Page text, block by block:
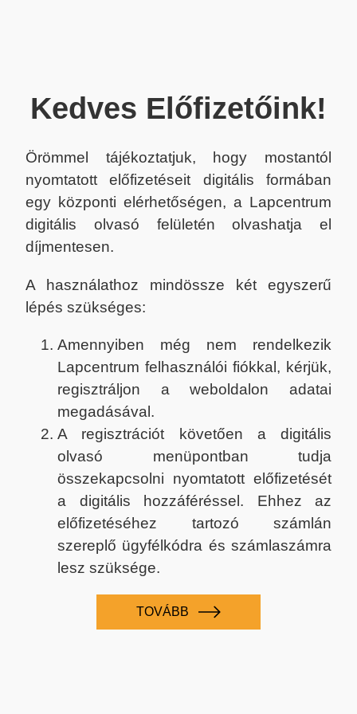
Kedves Előfizetőink!
Örömmel tájékoztatjuk, hogy mostantól
nyomtatott előfizetéseit digitális formában
egy központi elérhetőségen, a Lapcentrum
digitális olvasó felületén olvashatja el
díjmentesen.
A használathoz mindössze két egyszerű
lépés szükséges:
Amennyiben még nem rendelkezik
Lapcentrum felhasználói fiókkal, kérjük,
regisztráljon a weboldalon adatai
megadásával.
A regisztrációt követően a digitális
olvasó menüpontban tudja
összekapcsolni nyomtatott előfizetését
a digitális hozzáféréssel. Ehhez az
előfizetéséhez tartozó számlán
szereplő ügyfélkódra és számlaszámra
lesz szüksége.
TOVÁBB